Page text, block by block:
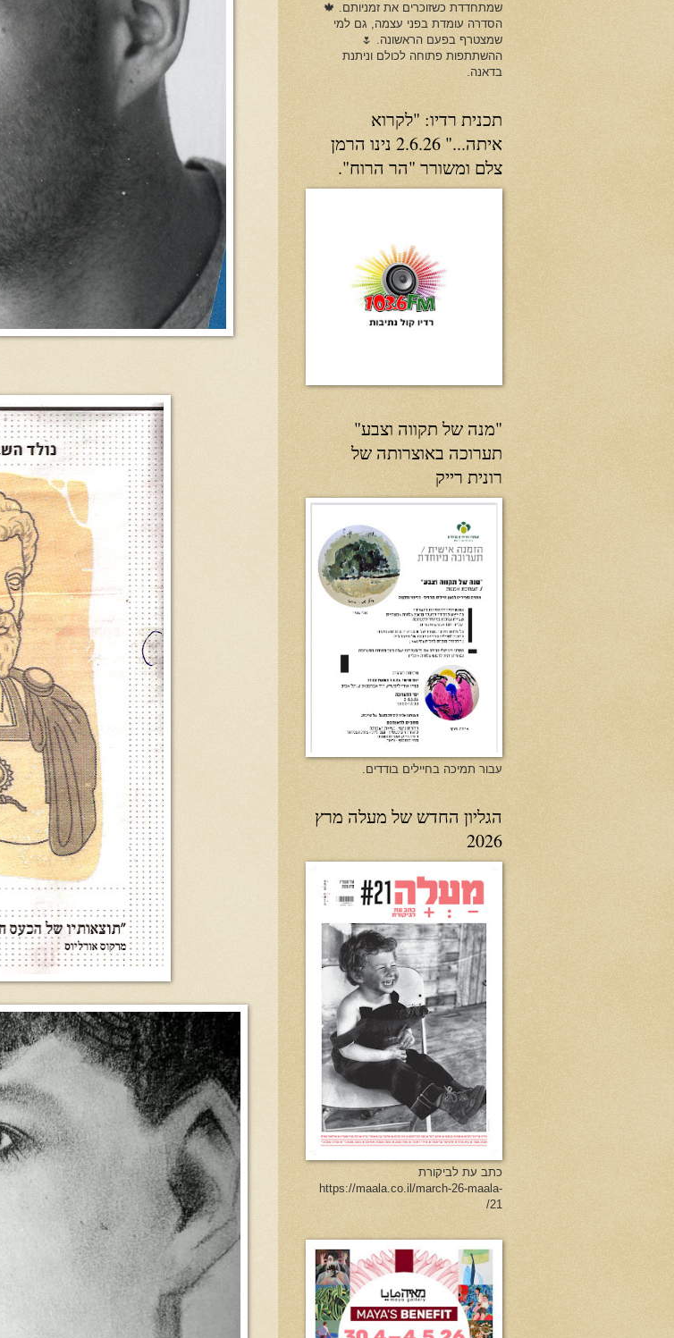
שמתחדדת כשזוכרים את זמניותם. 🍁
הסדרה עומדת בפני עצמה, גם למי
שמצטרף בפעם הראשונה. 🌷
ההשתתפות פתוחה לכולם וניתנת
בדאנה.
תכנית רדיו: "לקרוא
איתה..." 2.6.26 נינו הרמן
צלם ומשורר "הר הרוח".
"מנה של תקווה וצבע"
תערוכה באוצרותה של
רונית רייק
עבור תמיכה בחיילים בודדים.
הגליון החדש של מעלה מרץ
2026
כתב עת לביקורת
https://maala.co.il/march-26-maala-
21/